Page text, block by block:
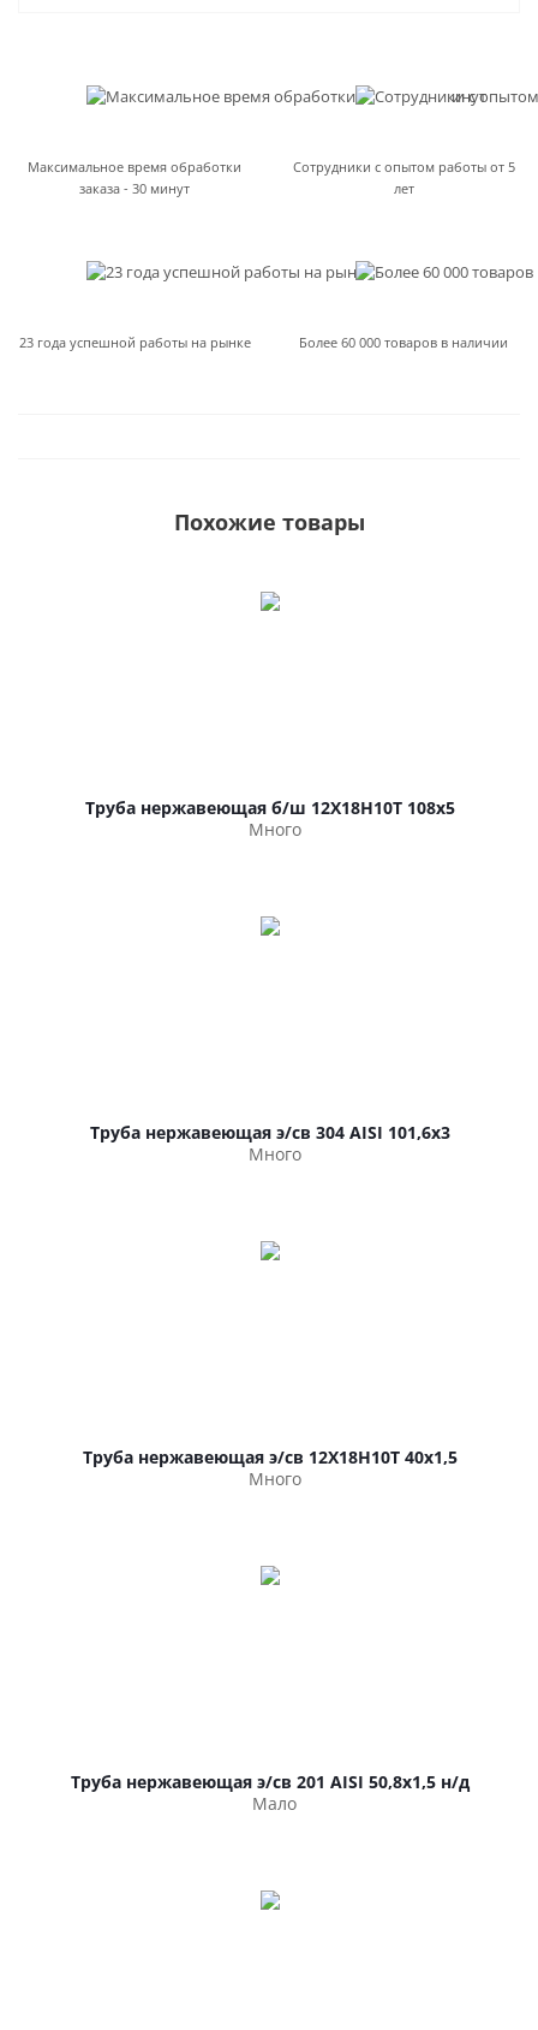
Максимальное время обработки
заказа - 30 минут
Сотрудники с опытом работы от 5
лет
23 года успешной работы на рынке Более 60 000 товаров в наличии
Похожие товары
Труба нержавеющая б/ш 12Х18Н10Т 108х5
Много
Труба нержавеющая э/св 304 AISI 101,6х3
Много
Труба нержавеющая э/св 12Х18Н10Т 40х1,5
Много
Труба нержавеющая э/св 201 AISI 50,8х1,5 н/д
Мало